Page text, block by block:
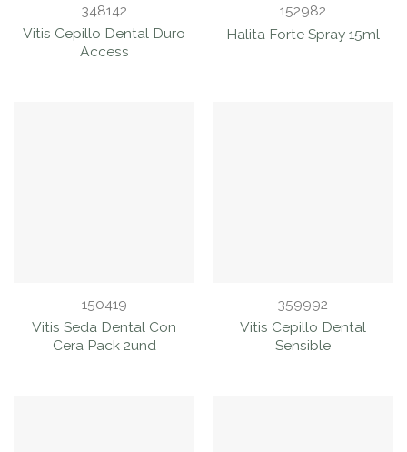
348142
Vitis Cepillo Dental Duro
Access
152982
Halita Forte Spray 15ml
150419
Vitis Seda Dental Con
Cera Pack 2und
359992
Vitis Cepillo Dental
Sensible